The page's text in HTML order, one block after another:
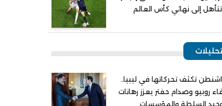
إلى نهائي كأس العالم
تحليلات
تكثف تحركاتها في ليبيا..
روبيو وصدام حفتر يعزز رهانات
السلطة والمؤسسات